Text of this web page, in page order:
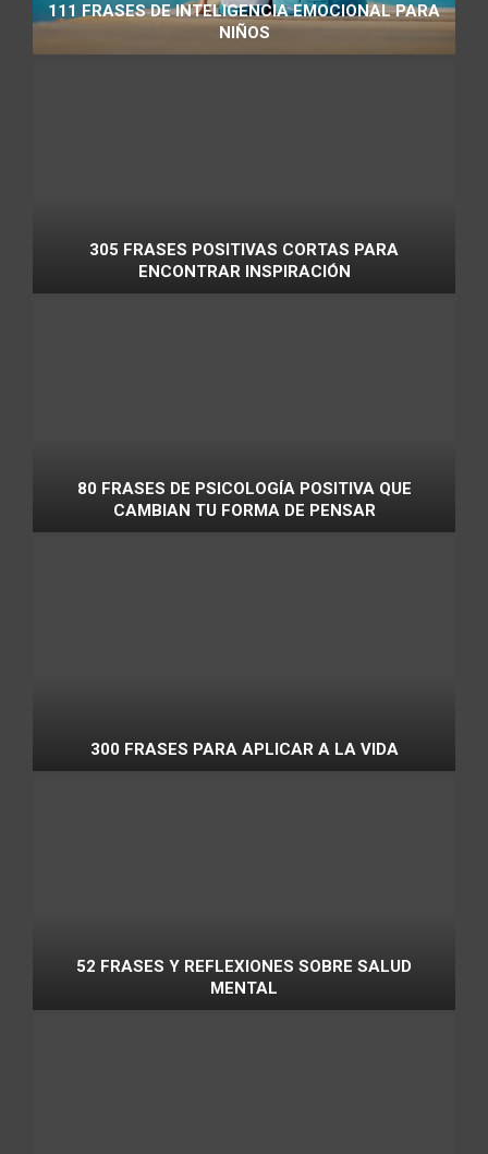
111 FRASES DE INTELIGENCIA EMOCIONAL PARA
NIÑOS
305 FRASES POSITIVAS CORTAS PARA
ENCONTRAR INSPIRACIÓN
80 FRASES DE PSICOLOGÍA POSITIVA QUE
CAMBIAN TU FORMA DE PENSAR
300 FRASES PARA APLICAR A LA VIDA
52 FRASES Y REFLEXIONES SOBRE SALUD
MENTAL